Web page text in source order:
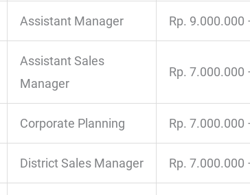
Assistant Manager Rp. 9.000.000
Assistant Sales
Manager
Rp. 7.000.000
Corporate Planning Rp. 7.000.000
District Sales Manager Rp. 7.000.000